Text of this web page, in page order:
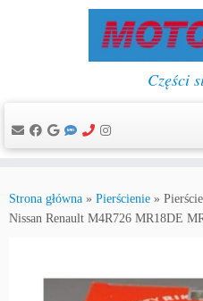
do
treści
Części
Strona główna » Pierścienie »
Nissan Renault M4R726 MR18DE